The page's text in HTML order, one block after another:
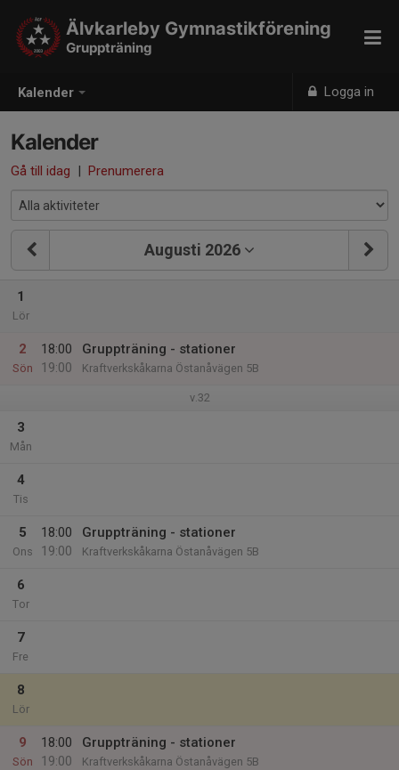
Kalender Logga in
Älvkarleby Gymnastikförening
Gruppträning
Kalender
Gå till idag | Prenumerera
Augusti 2026
1
Lör
2
Sön
18:00
19:00
Gruppträning - stationer
Kraftverkskåkarna Östanåvägen 5B
v.32
3
Mån
4
Tis
5
Ons
18:00
19:00
Gruppträning - stationer
Kraftverkskåkarna Östanåvägen 5B
6
Tor
7
Fre
8
Lör
9
Sön
18:00
19:00
Gruppträning - stationer
Kraftverkskåkarna Östanåvägen 5B